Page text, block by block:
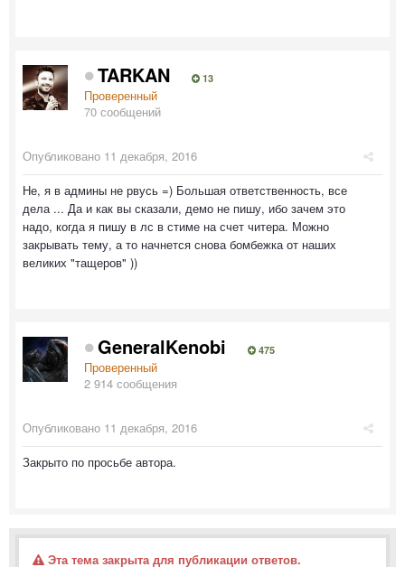
TARKAN 13
Проверенный
70 сообщений
Опубликовано 11 декабря, 2016
Не, я в админы не рвусь =) Большая ответственность, все
дела ... Да и как вы сказали, демо не пишу, ибо зачем это
надо, когда я пишу в лс в стиме на счет читера. Можно
закрывать тему, а то начнется снова бомбежка от наших
великих "тащеров" ))
GeneralKenobi 475
Проверенный
2 914 сообщения
Опубликовано 11 декабря, 2016
Закрыто по просьбе автора.
Эта тема закрыта для публикации ответов.